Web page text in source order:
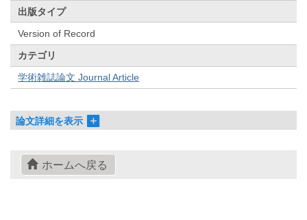
出版タイプ
Version of Record
カテゴリ
学術雑誌論文 Journal Article
論文詳細を表示
ホームへ戻る